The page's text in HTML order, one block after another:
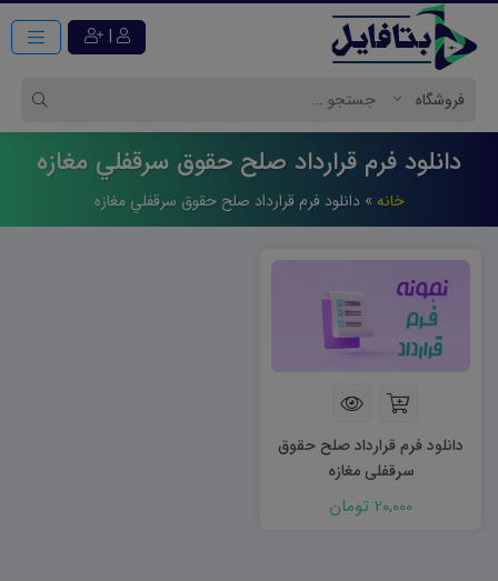
|
دانلود فرم قرارداد صلح حقوق سرقفلي مغازه
خانه »دانلود فرم قرارداد صلح حقوق سرقفلي مغازه
دانلود فرم قرارداد صلح حقوق
سرقفلی مغازه
20,000 تومان